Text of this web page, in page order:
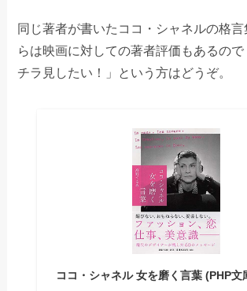
同じ著者が書いたココ・シャネルの格
らは映画に対しての著者評価もあるの
チラ見したい！」という方はどうぞ。
ココ・シャネル 女を磨く言葉 (PHP文